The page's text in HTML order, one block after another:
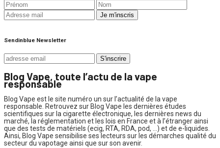
Sendinblue Newsletter
Blog Vape, toute l’actu de la vape
responsable
Blog Vape est le site numéro un sur l’actualité de la vape
responsable. Retrouvez sur Blog Vape les dernières études
scientifiques sur la cigarette électronique, les dernières news du
marché, la réglementation et les lois en France et à l’étranger ainsi
que des tests de matériels (ecig, RTA, RDA, pod, …) et de e-liquides.
Ainsi, Blog Vape sensibilise ses lecteurs sur les démarches qualité du
secteur du vapotage ainsi que sur son avenir.